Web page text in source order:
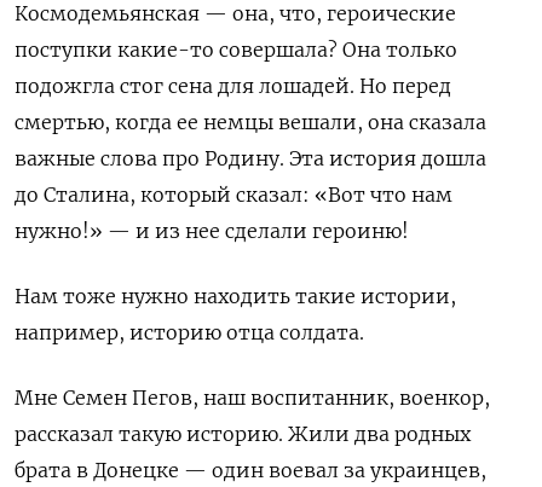
Космодемьянская — она, что, героические
поступки какие-то совершала? Она только
подожгла стог сена для лошадей. Но перед
смертью, когда ее немцы вешали, она сказала
важные слова про Родину. Эта история дошла
до Сталина, который сказал: «Вот что нам
нужно!» — и из нее сделали героиню!
Нам тоже нужно находить такие истории,
например, историю отца солдата.
Мне Семен Пегов, наш воспитанник, военкор,
рассказал такую историю. Жили два родных
брата в Донецке — один воевал за украинцев,